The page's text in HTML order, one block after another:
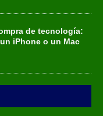
de tecnología:
iPhone o un Mac